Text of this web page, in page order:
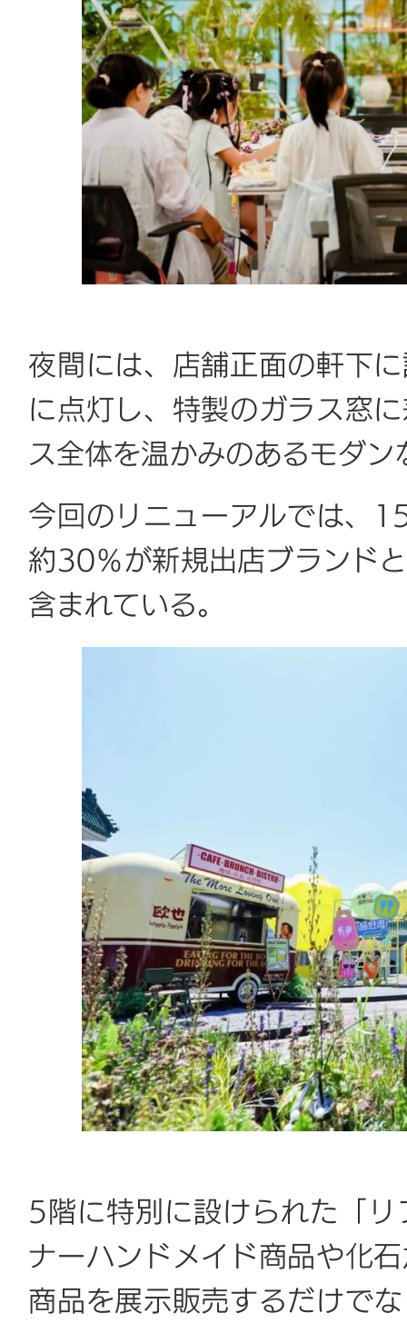
夜間には、店舗正面の軒下
に点灯し、特製のガラス窓
ス全体を温かみのあるモダ
今回のリニューアルでは、
約30％が新規出店ブランド
含まれている。
5階に特別に設けられた「
ナーハンドメイド商品や化
商品を展示販売するだけで